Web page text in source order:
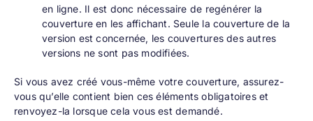
en ligne. Il est donc nécessaire de regénérer la
couverture en les affichant. Seule la couverture de la
version est concernée, les couvertures des autres
versions ne sont pas modifiées.
Si vous avez créé vous-même votre couverture, assurez-
vous qu’elle contient bien ces éléments obligatoires et
renvoyez-la lorsque cela vous est demandé.